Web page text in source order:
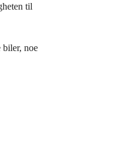
til
biler, noe